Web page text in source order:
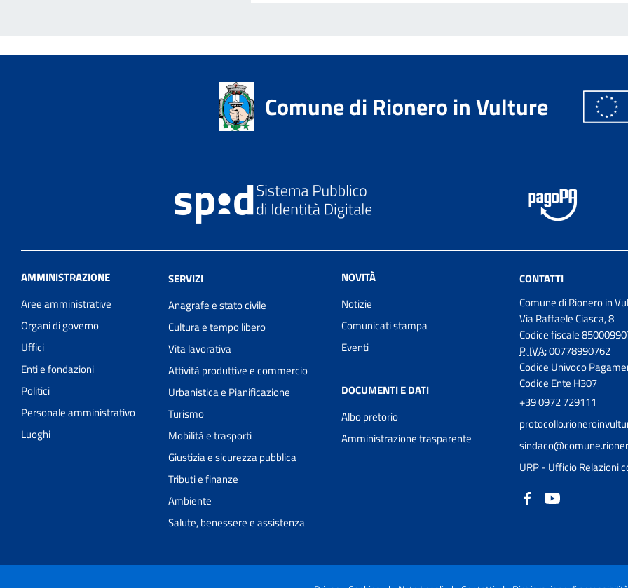
Comune di Rionero in Vulture
AMMINISTRAZIONE
Aree amministrative
Organi di governo
Uffici
Enti e fondazioni
Politici
Personale amministrativo
Luoghi
SERVIZI
Anagrafe e stato civile
Cultura e tempo libero
Vita lavorativa
Attività produttive e commercio
Urbanistica e Pianificazione
Turismo
Mobilità e trasporti
Giustizia e sicurezza pubblica
Tributi e finanze
Ambiente
Salute, benessere e assistenza
NOVITÀ
Notizie
Comunicati stampa
Eventi
DOCUMENTI E DATI
Albo pretorio
Amministrazione trasparente
CONTATTI
Comune di Rionero in
Via Raffaele Ciasca, 8
Codice fiscale
P. IVA:00778990762
Codice Univoco
Codice Ente H307
+39 0972 729111
URP - Ufficio Relazioni